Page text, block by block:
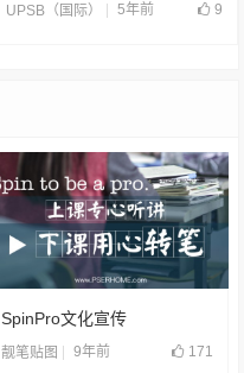
UPSB（国际） 5年前 9
SpinPro文化宣传
靓笔贴图 9年前 171